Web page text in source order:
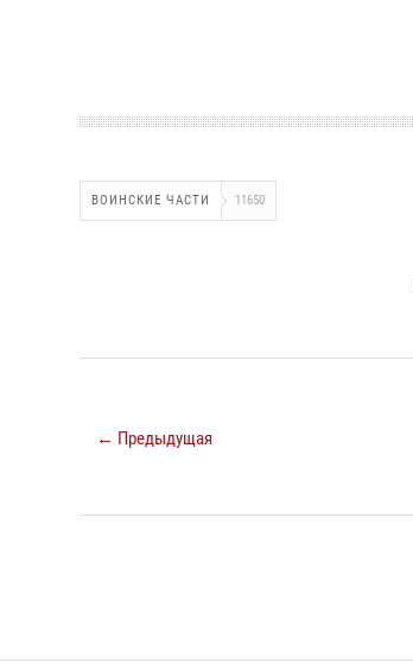
ВОИНСКИЕ ЧАСТИ 11650
← Предыдущая